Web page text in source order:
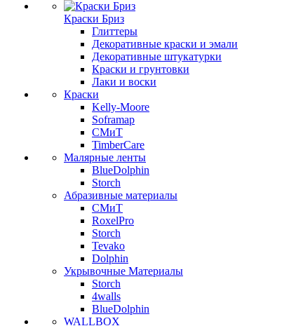
Краски Бриз
Глиттеры
Декоративные краски и эмали
Декоративные штукатурки
Краски и грунтовки
Лаки и воски
Краски
Kelly-Moore
Soframap
СМиТ
TimberCare
Малярные ленты
BlueDolphin
Storch
Абразивные материалы
СМиТ
RoxelPro
Storch
Tevako
Dolphin
Укрывочные Материалы
Storch
4walls
BlueDolphin
WALLBOX